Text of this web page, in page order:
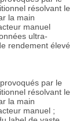
résolvant le
la main
manuel
ultra-
rendement élevé
par le
résolvant le
la main
manuel ;